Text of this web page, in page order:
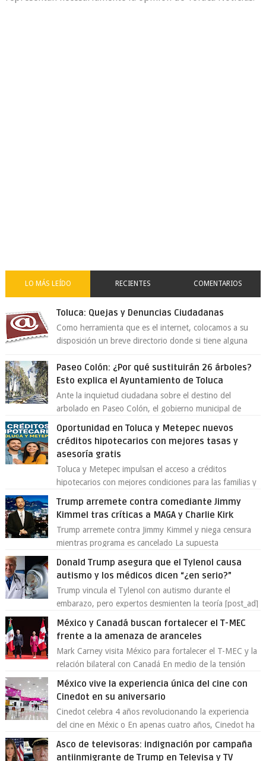
LO MÁS LEÍDO RECIENTES COMENTARIOS
Toluca: Quejas y Denuncias Ciudadanas
Como herramienta que es el internet, colocamos a su
disposición un breve directorio donde si tiene alguna
Paseo Colón: ¿Por qué sustituirán 26 árboles?
Esto explica el Ayuntamiento de Toluca
Ante la inquietud ciudadana sobre el destino del
arbolado en Paseo Colón, el gobierno municipal de
Oportunidad en Toluca y Metepec nuevos
créditos hipotecarios con mejores tasas y
asesoría gratis
Toluca y Metepec impulsan el acceso a créditos
hipotecarios con mejores condiciones para las familias y
Trump arremete contra comediante Jimmy
Kimmel tras críticas a MAGA y Charlie Kirk
Trump arremete contra Jimmy Kimmel y niega censura
mientras programa es cancelado La supuesta
Donald Trump asegura que el Tylenol causa
autismo y los médicos dicen “¿en serio?”
Trump vincula el Tylenol con autismo durante el
embarazo, pero expertos desmienten la teoría [post_ad]
México y Canadá buscan fortalecer el T-MEC
frente a la amenaza de aranceles
Mark Carney visita México para fortalecer el T-MEC y la
relación bilateral con Canadá En medio de la tensión
México vive la experiencia única del cine con
Cinedot en su aniversario
Cinedot celebra 4 años revolucionando la experiencia
del cine en Méxic o En apenas cuatro años, Cinedot ha
Asco de televisoras: indignación por campaña
antiinmigrante de Trump en Televisa y TV